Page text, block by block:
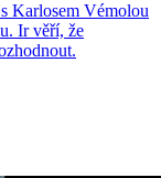
Karlosem Vémolou
Ir věří, že